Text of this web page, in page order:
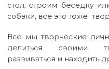
стол, строим беседку
собаки, все это тоже
Все мы творческие
делиться своими
развиваться и находить